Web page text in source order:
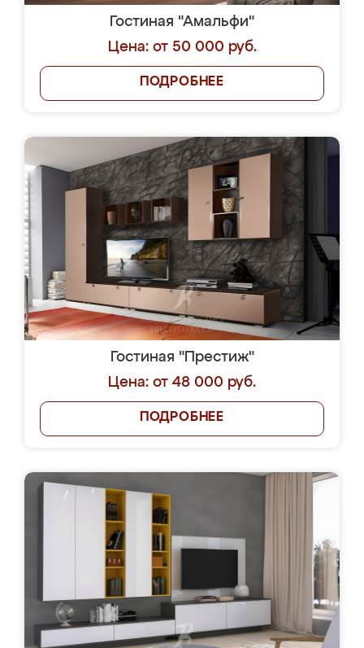
Гостиная "Амальфи"
Цена: от 50 000 руб.
ПОДРОБНЕЕ
Гостиная "Престиж"
Цена: от 48 000 руб.
ПОДРОБНЕЕ